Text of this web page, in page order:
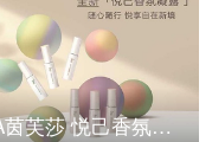
IPSA茵芙莎 悦己香氛凝露上市